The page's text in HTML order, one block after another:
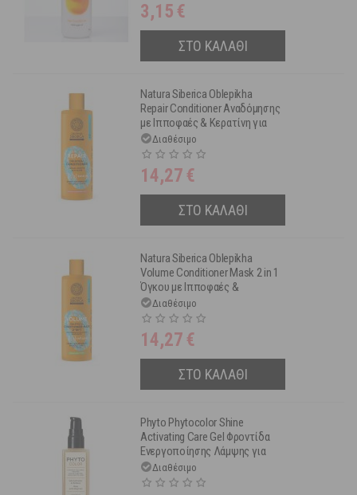
3,15 €
ΣΤΟ ΚΑΛΑΘΙ
Natura Siberica Oblepikha
Repair Conditioner Αναδόμησης
με Ιπποφαές & Κερατίνη για
Ξηρά και Ταλαιπωρημένα
Μαλλιά 400 ml
Διαθέσιμο
14,27 €
ΣΤΟ ΚΑΛΑΘΙ
Natura Siberica Oblepikha
Volume Conditioner Mask 2 in 1
Όγκου με Ιπποφαές &
Κολλαγόνο για 'Ολους τους
Τύπους 400 ml
Διαθέσιμο
14,27 €
ΣΤΟ ΚΑΛΑΘΙ
Phyto Phytocolor Shine
Activating Care Gel Φροντίδα
Ενεργοποίησης Λάμψης για
Βαμμένα Μαλλιά 150ml
Διαθέσιμο